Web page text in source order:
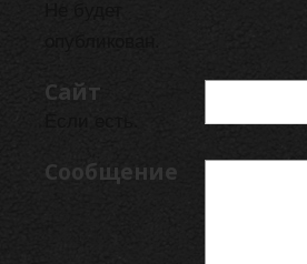
Сайт
Сообщение